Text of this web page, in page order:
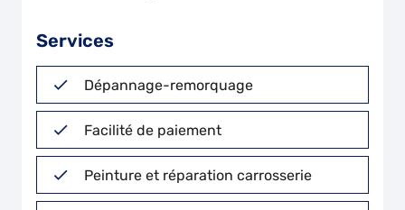
Services
Dépannage-remorquage
Facilité de paiement
Peinture et réparation carrosserie